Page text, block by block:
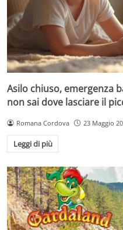
Asilo chiuso, emergenza
non sai dove lasciare il
Romana Cordova 23 Maggio
Leggi di più